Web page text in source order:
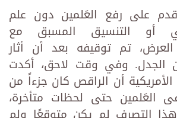
على رفع العَلمين دون علم
أو التنسيق المسبق مع
تم توقيفه بعد أن أثار
الجدل. وفي وقت لاحق، أكدت
أن الراقص كان جزءاً من
العَلمين حتى لحظات متأخرة،